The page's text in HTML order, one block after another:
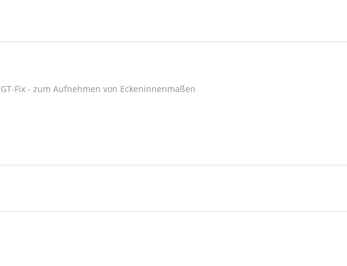
Fix - zum Aufnehmen von Eckeninnenmaßen